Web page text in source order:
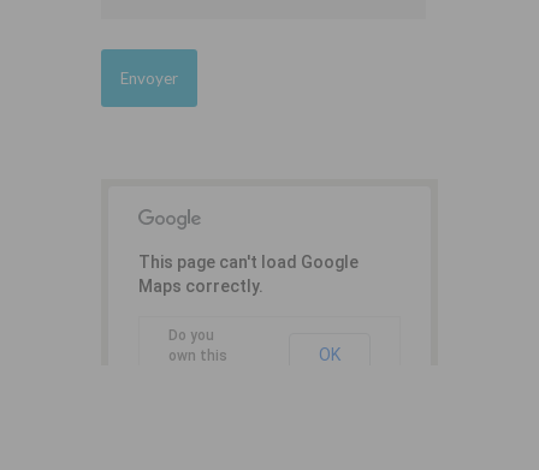
This page can't load Google
Maps correctly.
Do you
own this
OK